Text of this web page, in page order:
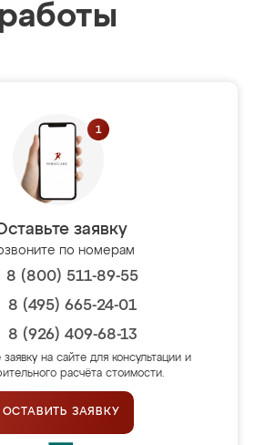
заявку
по номерам
8 (800) 511-89-55
8 (495) 665-24-01
8 (926) 409-68-13
заявку на сайте для консультации и
расчёта стоимости.
ОСТАВИТЬ ЗАЯВКУ